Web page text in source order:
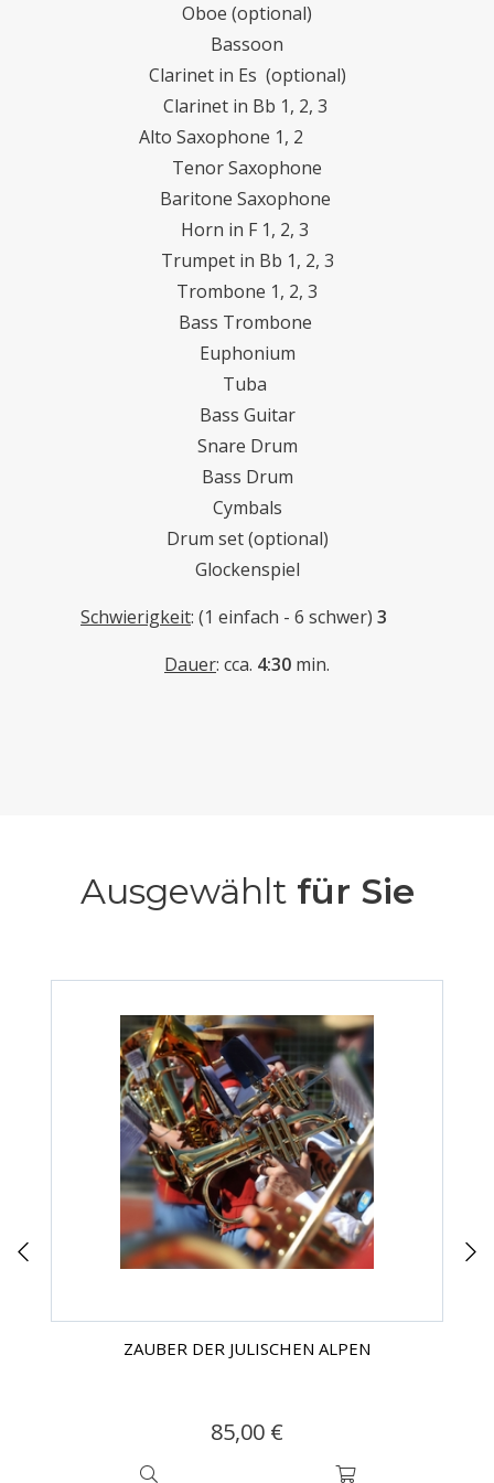
Oboe (optional)
Bassoon
Clarinet in Es (optional)
Clarinet in Bb 1, 2, 3
Alto Saxophone 1, 2
Tenor Saxophone
Baritone Saxophone
Horn in F 1, 2, 3
Trumpet in Bb 1, 2, 3
Trombone 1, 2, 3
Bass Trombone
Euphonium
Tuba
Bass Guitar
Snare Drum
Bass Drum
Cymbals
Drum set (optional)
Glockenspiel
Schwierigkeit: (1 einfach - 6 schwer) 3
Dauer: cca. 4:30 min.
Ausgewählt für Sie
ZAUBER DER JULISCHEN ALPEN
85,00 €